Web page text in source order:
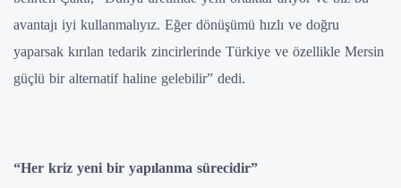
avantajı iyi kullanmalıyız. Eğer dönüşümü hızlı ve doğru
yaparsak kırılan tedarik zincirlerinde Türkiye ve özellikle Mersin
güçlü bir alternatif haline gelebilir” dedi.
“Her kriz yeni bir yapılanma sürecidir”